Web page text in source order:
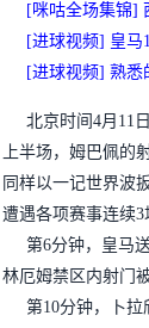
[咪咕全场集锦]
[进球视频] 皇马
[进球视频] 熟悉
北京时间4月11
上半场，姆巴佩的
同样以一记世界波
遭遇各项赛事连续3
第6分钟，皇马
林厄姆禁区内射门
第10分钟，卜